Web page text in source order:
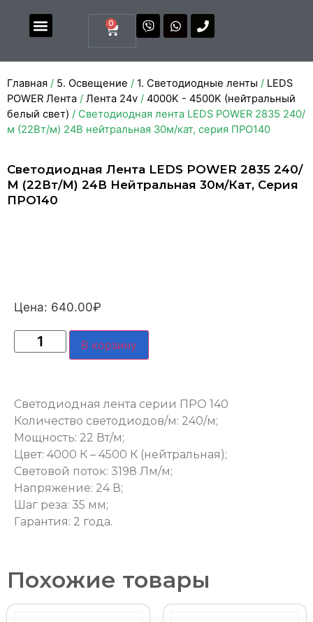
0
Главная / 5. Освещение / 1. Светодиодные ленты / LEDS
POWER Лента / Лента 24v / 4000K - 4500K (нейтральный
белый свет) / Светодиодная лента LEDS POWER 2835 240/
м (22Вт/м) 24В нейтральная 30м/кат, серия ПРО140
Светодиодная Лента LEDS POWER 2835 240/
М (22Вт/м) 24В Нейтральная 30м/кат, Серия
ПРО140
Цена: 640.00₽
В корзину
Светодиодная лента серии ПРО 140
Количество светодиодов/м: 240/м;
Мощность: 22 Вт/м;
Цвет: 4000 К – 4500 К (нейтральная);
Световой поток: 3198 Лм/м;
Напряжение: 24 В;
Шаг реза: 35 мм;
Гарантия: 2 года.
Похожие товары